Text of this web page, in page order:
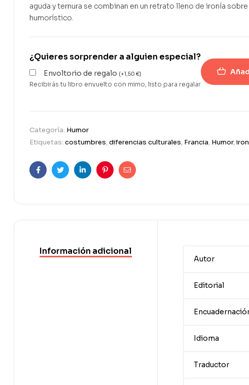
aguda y ternura se combinan en un retrato lleno de ironía
humorístico.
¿Quieres sorprender a alguien especial?
Envoltorio de regalo (+1,50 €)
Recibirás tu libro envuelto con mimo, listo para regalar
Categoría: Humor
Etiquetas: costumbres,diferencias culturales, Francia, Humor,
FacebookTwitterLinkedinPinterestCorreo
Información adicional
Autor
Editorial
Idioma
Traductor